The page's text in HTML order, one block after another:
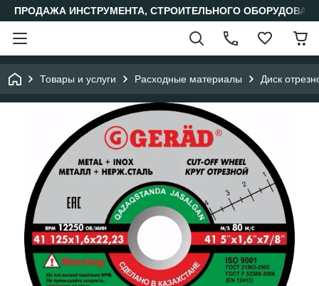
ПРОДАЖА ИНСТРУМЕНТА, СТРОИТЕЛЬНОГО
Товары и услуги Расходные материалы Диск